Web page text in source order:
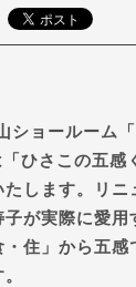
ショールーム
ひさこの五感
します。リニ
子が実際に愛
住」から五感